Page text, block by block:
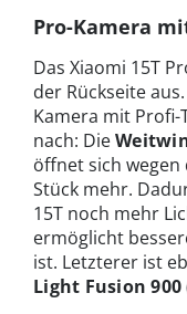
Pro-Kamera
Das Xiaomi 15T
der Rückseite
Kamera mit Profi-
nach: Die
öffnet sich wegen
Stück mehr.
15T noch mehr
ermöglicht
ist. Letzterer ist
Light Fusion 900